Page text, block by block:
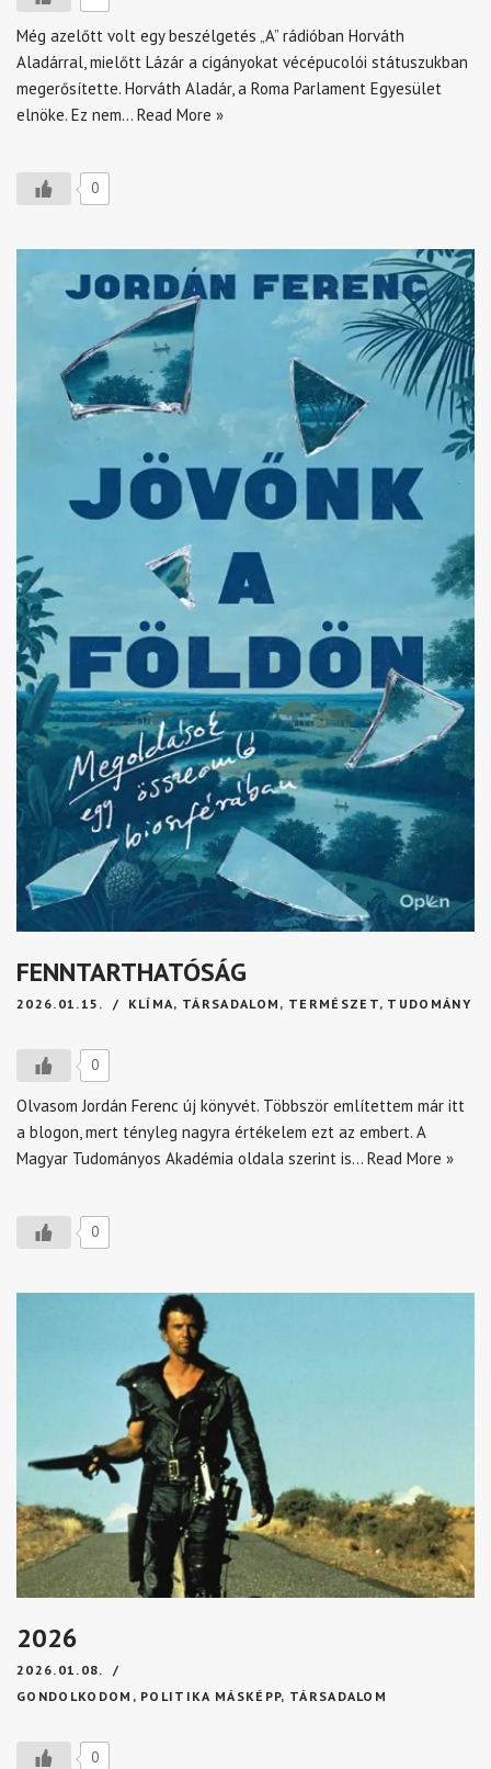
Még azelőtt volt egy beszélgetés „A” rádióban Horváth
Aladárral, mielőtt Lázár a cigányokat vécépucolói státuszukban
megerősítette. Horváth Aladár, a Roma Parlament Egyesület
elnöke. Ez nem… Read More »
0
FENNTARTHATÓSÁG
2026.01.15. KLÍMA, TÁRSADALOM , TERMÉSZET, TUDOMÁNY
0
Olvasom Jordán Ferenc új könyvét. Többször említettem már itt
a blogon, mert tényleg nagyra értékelem ezt az embert. A
Magyar Tudományos Akadémia oldala szerint is… Read More »
0
2026
2026.01.08.
GONDOLKODOM , POLITIKA MÁSKÉPP, TÁRSADALOM
0